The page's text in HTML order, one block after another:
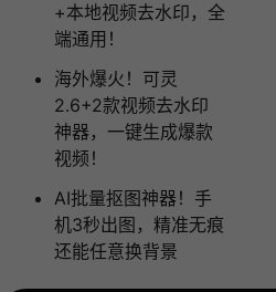
+本地视频去水印，全
端通用！
海外爆火！可灵
2.6+2款视频去水印
神器，一键生成爆款
视频！
AI批量抠图神器！手
机3秒出图，精准无痕
还能任意换背景